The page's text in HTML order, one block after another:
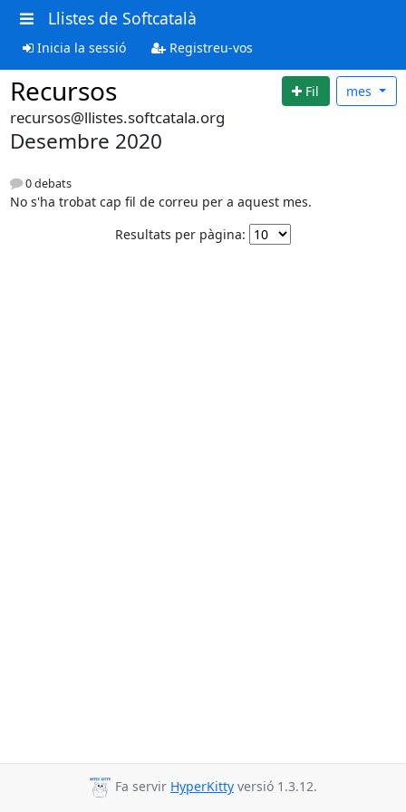
Llistes de Softcatalà
Inicia la sessió Registreu-vos
Recursos Fil mes
recursos@llistes.softcatala.org
Desembre 2020
0 debats
No s'ha trobat cap fil de correu per a aquest mes.
Resultats per pàgina:
Fa servir HyperKitty versió 1.3.12.